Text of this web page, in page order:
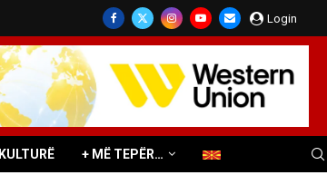
Login
KULTURË + MË TEPËR…